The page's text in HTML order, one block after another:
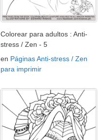
Colorear para adultos : Anti-
stress / Zen - 5
en Páginas Anti-stress / Zen
para imprimir